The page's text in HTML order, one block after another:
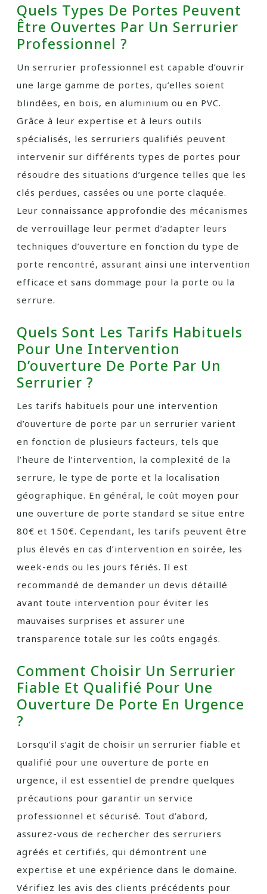
Quels Types De Portes Peuvent
Être Ouvertes Par Un Serrurier
Professionnel ?
Un serrurier professionnel est capable d’ouvrir
une large gamme de portes, qu’elles soient
blindées, en bois, en aluminium ou en PVC.
Grâce à leur expertise et à leurs outils
spécialisés, les serruriers qualifiés peuvent
intervenir sur différents types de portes pour
résoudre des situations d’urgence telles que les
clés perdues, cassées ou une porte claquée.
Leur connaissance approfondie des mécanismes
de verrouillage leur permet d’adapter leurs
techniques d’ouverture en fonction du type de
porte rencontré, assurant ainsi une intervention
efficace et sans dommage pour la porte ou la
serrure.
Quels Sont Les Tarifs Habituels
Pour Une Intervention
D’ouverture De Porte Par Un
Serrurier ?
Les tarifs habituels pour une intervention
d’ouverture de porte par un serrurier varient
en fonction de plusieurs facteurs, tels que
l’heure de l’intervention, la complexité de la
serrure, le type de porte et la localisation
géographique. En général, le coût moyen pour
une ouverture de porte standard se situe entre
80€ et 150€. Cependant, les tarifs peuvent être
plus élevés en cas d’intervention en soirée, les
week-ends ou les jours fériés. Il est
recommandé de demander un devis détaillé
avant toute intervention pour éviter les
mauvaises surprises et assurer une
transparence totale sur les coûts engagés.
Comment Choisir Un Serrurier
Fiable Et Qualifié Pour Une
Ouverture De Porte En Urgence
?
Lorsqu’il s’agit de choisir un serrurier fiable et
qualifié pour une ouverture de porte en
urgence, il est essentiel de prendre quelques
précautions pour garantir un service
professionnel et sécurisé. Tout d’abord,
assurez-vous de rechercher des serruriers
agréés et certifiés, qui démontrent une
expertise et une expérience dans le domaine.
Vérifiez les avis des clients précédents pour